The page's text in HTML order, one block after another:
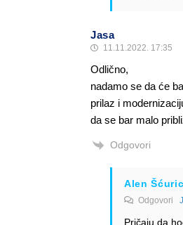
Jasa
11.11.2022. 17:35
Odlično,
nadamo se da će
prilaz i
da se bar malo
Odgovori
Alen Šćuric
Odgovori
Pričaju da